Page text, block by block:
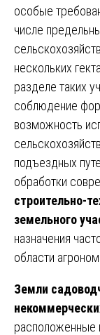
особые
числе
нескольких
разделе таких
соблюдение
возможность
подъездных
обработки
строительно-
земельного
назначения
области
Земли
расположенные